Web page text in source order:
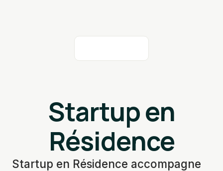
Startup en
Résidence
Startup en Résidence accompagne